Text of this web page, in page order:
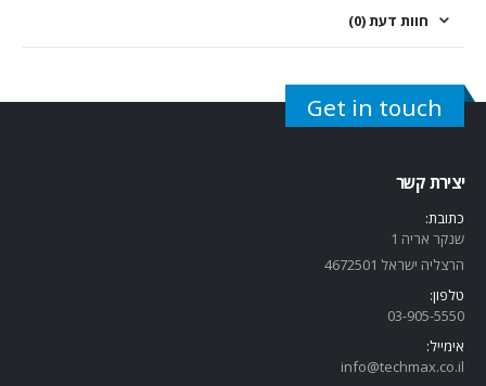
חוות דעת (0)
Get in touch
יצירת קשר
כתובת:
שנקר אריה 1
הרצליה ישראל 4672501
טלפון:
03-905-5550
אימייל:
info@techmax.co.il